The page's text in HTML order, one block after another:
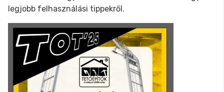
legjobb felhasználási tippekről.